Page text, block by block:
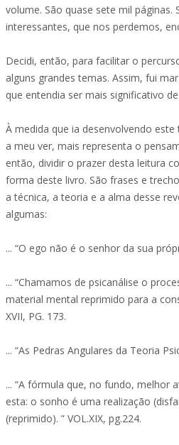
volume. São quase sete mil
interessantes, que nos perdemos,
Decidi, então, para facilitar o
alguns grandes temas. Assim, fui
que entendia ser mais significativo
À medida que ia desenvolvendo
a meu ver, mais representa o
então, dividir o prazer desta leitura
forma deste livro. São frases e
a técnica, a teoria e a alma desse
algumas:
... “O ego não é o senhor da sua
... “Chamamos de psicanálise o
material mental reprimido para a
XVII, PG. 173.
... “As Pedras Angulares da Teoria
... “A fórmula que, no fundo, melhor
esta: o sonho é uma realização
(reprimido). ” VOL.XIX, pg.224.